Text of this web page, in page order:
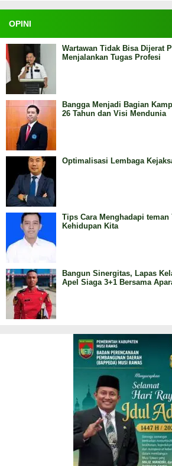
OPINI
Wartawan Tidak Bisa Dijerat
Menjalankan Tugas Profesi
Bangga Menjadi Bagian
26 Tahun dan Visi Mendunia
Optimalisasi Lembaga
Tips Cara Menghadapi teman
Kehidupan Kita
Bangun Sinergitas, Lapas
Apel Siaga 3+1 Bersama